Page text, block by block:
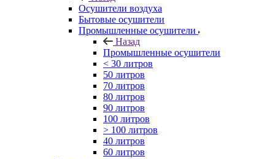
Осушители воздуха
Бытовые осушители
Промышленные осушители
Назад
Промышленные осушители
< 30 литров
50 литров
70 литров
80 литров
90 литров
100 литров
> 100 литров
40 литров
60 литров